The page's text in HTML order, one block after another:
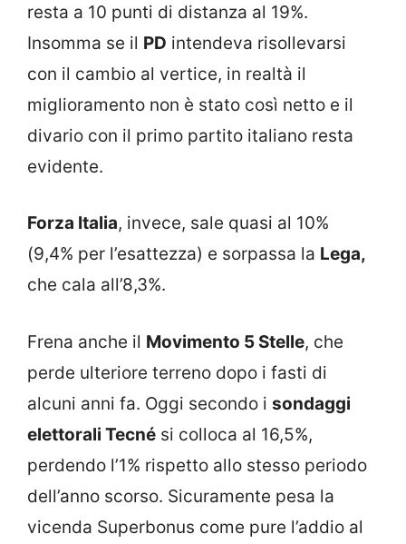
resta a 10 punti di distanza al 19%.
Insomma se il PD intendeva risollevarsi
con il cambio al vertice, in realtà il
miglioramento non è stato così netto e il
divario con il primo partito italiano resta
evidente.
Forza Italia, invece, sale quasi al 10%
(9,4% per l’esattezza) e sorpassa la Lega,
che cala all’8,3%.
Frena anche il Movimento 5 Stelle, che
perde ulteriore terreno dopo i fasti di
alcuni anni fa. Oggi secondo i sondaggi
elettorali Tecné si colloca al 16,5%,
perdendo l’1% rispetto allo stesso periodo
dell’anno scorso. Sicuramente pesa la
vicenda Superbonus come pure l’addio al